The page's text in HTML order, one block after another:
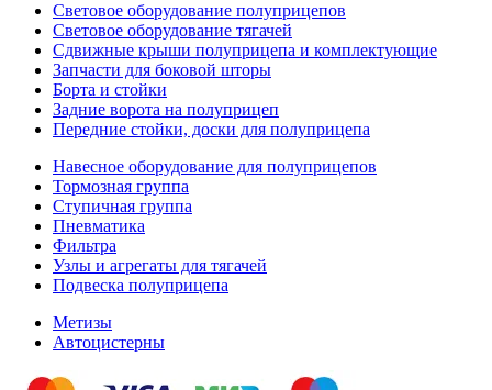
Световое оборудование полуприцепов
Световое оборудование тягачей
Сдвижные крыши полуприцепа и комплектующие
Запчасти для боковой шторы
Борта и стойки
Задние ворота на полуприцеп
Передние стойки, доски для полуприцепа
Навесное оборудование для полуприцепов
Тормозная группа
Ступичная группа
Пневматика
Фильтра
Узлы и агрегаты для тягачей
Подвеска полуприцепа
Метизы
Автоцистерны